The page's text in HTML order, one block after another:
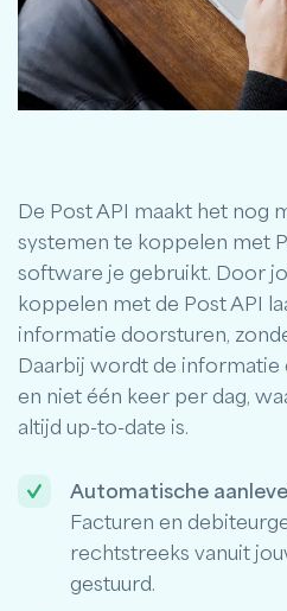
De Post API maakt het nog
systemen te koppelen met
software je gebruikt. Door
koppelen met de Post API
informatie doorsturen,
Daarbij wordt de
en niet één keer per dag,
altijd up-to-date is.
Automatische
Facturen en
rechtstreeks vanuit
gestuurd.